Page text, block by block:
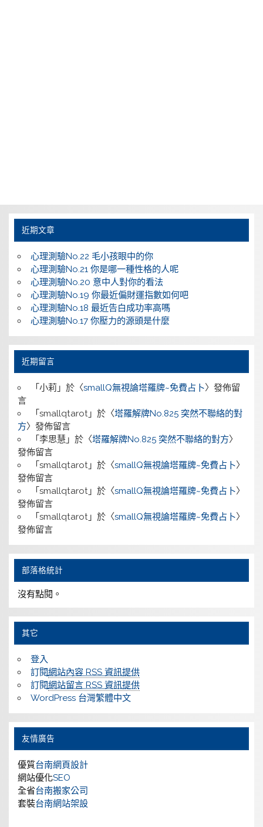
近期文章
心理測驗No.22 毛小孩眼中的你
心理測驗No.21 你是哪一種性格的人呢
心理測驗No.20 意中人對你的看法
心理測驗No.19 你最近偏財運指數如何吧
心理測驗No.18 最近告白成功率高嗎
心理測驗No.17 你壓力的源頭是什麼
近期留言
「 小莉」於〈smallQ無視論塔羅牌~免費占卜〉發佈留
言
「 smallqtarot」於〈塔羅解牌No.825 突然不聯絡的對
方〉發佈留言
「 李思慧」於〈塔羅解牌No.825 突然不聯絡的對方〉
發佈留言
「 smallqtarot」於〈smallQ無視論塔羅牌~免費占卜〉
發佈留言
「 smallqtarot」於〈smallQ無視論塔羅牌~免費占卜〉
發佈留言
「 smallqtarot」於〈smallQ無視論塔羅牌~免費占卜〉
發佈留言
部落格統計
沒有點閱。
其它
登入
訂閱網站內容 RSS 資訊提供
訂閱網站留言 RSS 資訊提供
WordPress 台灣繁體中文
友情廣告
優質台南網頁設計
網站優化SEO
全省台南搬家公司
套裝台南網站架設